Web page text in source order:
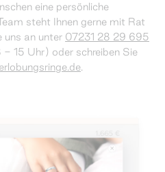
eine persönliche
steht Ihnen gerne mit Rat
uns an unter 07231 28 29 695
15 Uhr) oder schreiben Sie
.